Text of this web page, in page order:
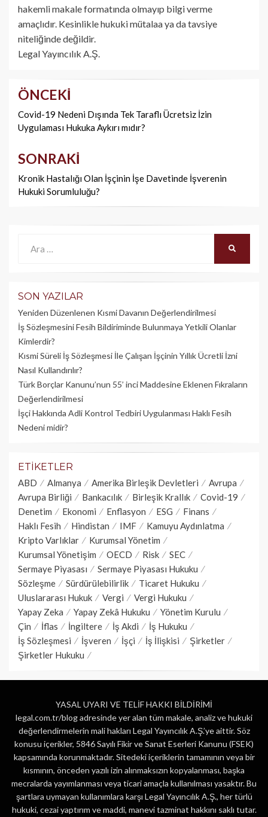
hakemli makale formatında olmayıp bilgi verme
amaçlıdır. Kesinlikle hukuki mütalaa ya da tavsiye
niteliğinde değildir.
Legal Yayıncılık A.Ş.
Yazı
dolaşımı
ÖNCEKI
Covid-19 Nedeni Dışında Tek Taraflı Ücretsiz İzin
Uygulaması Hukuka Aykırı mıdır?
SONRAKI
Kronik Hastalığı Olan İşçinin İşe Davetinde İşverenin
Hukuki Sorumluluğu?
SON YAZILAR
Yeniden Düzenlenen Kısmi Davanın Değerlendirilmesi
İş Sözleşmesini Fesih Bildiriminde Bulunmaya Yetkili Olanlar
Kimlerdir?
Kısmi Süreli İş Sözleşmesi İle Çalışan İşçinin Yıllık Üc­retli İzni
Nasıl Kullandırılır?
Türk Borçlar Kanunu’nun 55’ inci Maddesine Eklenen Fıkraların
Değerlendirilmesi
İşçi Hakkında Adli Kontrol Tedbiri Uygulanması Haklı Fesih
Nedeni midir?
ETIKETLER
ABD Almanya Amerika Birleşik Devletleri
Avrupa
Avrupa Birliği
Bankacılık Birleşik Krallık
Covid-19
Denetim
Ekonomi Enflasyon ESG
Finans
Haklı Fesih
Hindistan IMF
Kamuyu Aydınlatma
Kripto Varlıklar
Kurumsal Yönetim
Kurumsal Yönetişim
OECD Risk
SEC
Sermaye Piyasası
Sermaye Piyasası Hukuku
Sözleşme
Sürdürülebilirlik
Ticaret Hukuku
Uluslararası Hukuk
Vergi
Vergi Hukuku
Yapay Zeka
Yapay Zekâ Hukuku
Yönetim Kurulu
Çin
İflas İngiltere İş Akdi
İş Hukuku
İş Sözleşmesi
İşveren İşçi İş İlişkisi
Şirketler
Şirketler Hukuku
YASAL UYARI VE TELİF HAKKI BİLDİRİMİ
legal.com.tr/blog adresinde yer alan tüm makale, analiz ve hukuki
değerlendirmelerin mali hakları Legal Yayıncılık A.Ş.’ye aittir. Söz
konusu içerikler, 5846 Sayılı Fikir ve Sanat Eserleri Kanunu (FSEK)
kapsamında korunmaktadır. Sitedeki içeriklerin tamamının veya bir
kısmının, önceden yazılı izin alınmaksızın kopyalanması, başka
mecralarda yayımlanması veya ticari amaçla kullanılması yasaktır. Bu
şartlara uymayan kullanımlara karşı Legal Yayıncılık A.Ş., her türlü
hukuki, cezai yaptırım ve maddi, manevi tazminat hakkını saklı tutar.